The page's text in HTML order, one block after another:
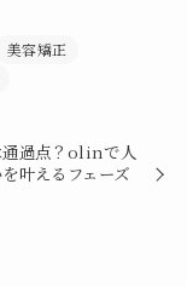
美容矯正
通過点？olinで人
叶えるフェーズ